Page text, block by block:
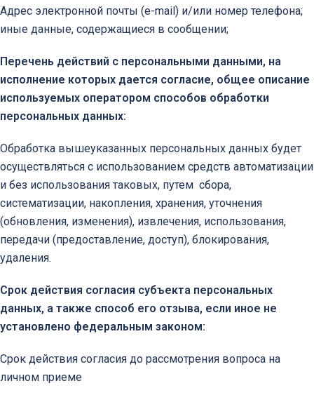
Адрес электронной почты (e-mail) и/или номер телефона;
иные данные, содержащиеся в сообщении;
Перечень действий с персональными данными, на
исполнение которых дается согласие, общее описание
используемых оператором способов обработки
персональных данных:
Обработка вышеуказанных персональных данных будет
осуществляться с использованием средств автоматизации
и без использования таковых, путем сбора,
систематизации, накопления, хранения, уточнения
(обновления, изменения), извлечения, использования,
передачи (предоставление, доступ), блокирования,
удаления.
Срок действия согласия субъекта персональных
данных, а также способ его отзыва, если иное не
установлено федеральным законом:
Срок действия согласия до рассмотрения вопроса на
личном приеме